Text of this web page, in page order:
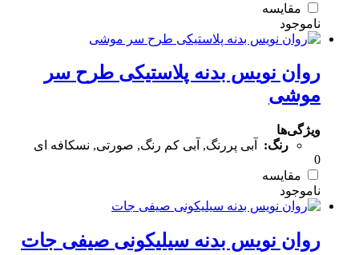
مقایسه
روان نویس بدنه پلاستیکی طرح سر
موشی
ویژگی‌ها
رنگ:
آبی پررنگ, آبی کم رنگ, صورتی, نسکافه ای
0
مقایسه
روان نویس بدنه سیلیکونی صیفی جات